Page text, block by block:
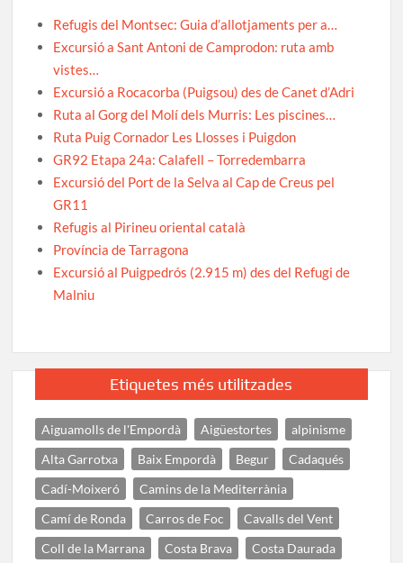
Refugis del Montsec: Guia d’allotjaments per a…
Excursió a Sant Antoni de Camprodon: ruta amb
vistes…
Excursió a Rocacorba (Puigsou) des de Canet d’Adri
Ruta al Gorg del Molí dels Murris: Les piscines…
Ruta Puig Cornador Les Llosses i Puigdon
GR92 Etapa 24a: Calafell – Torredembarra
Excursió del Port de la Selva al Cap de Creus pel
GR11
Refugis al Pirineu oriental català
Província de Tarragona
Excursió al Puigpedrós (2.915 m) des del Refugi de
Malniu
Etiquetes més utilitzades
Aiguamolls de l'Empordà Aigüestortes
alpinisme
Alta Garrotxa
Baix Empordà Begur
Cadaqués
Cadí-Moixeró
Camins de la Mediterrània
Camí de Ronda
Carros de Foc
Cavalls del Vent
Coll de la Marrana
Costa Brava
Costa Daurada